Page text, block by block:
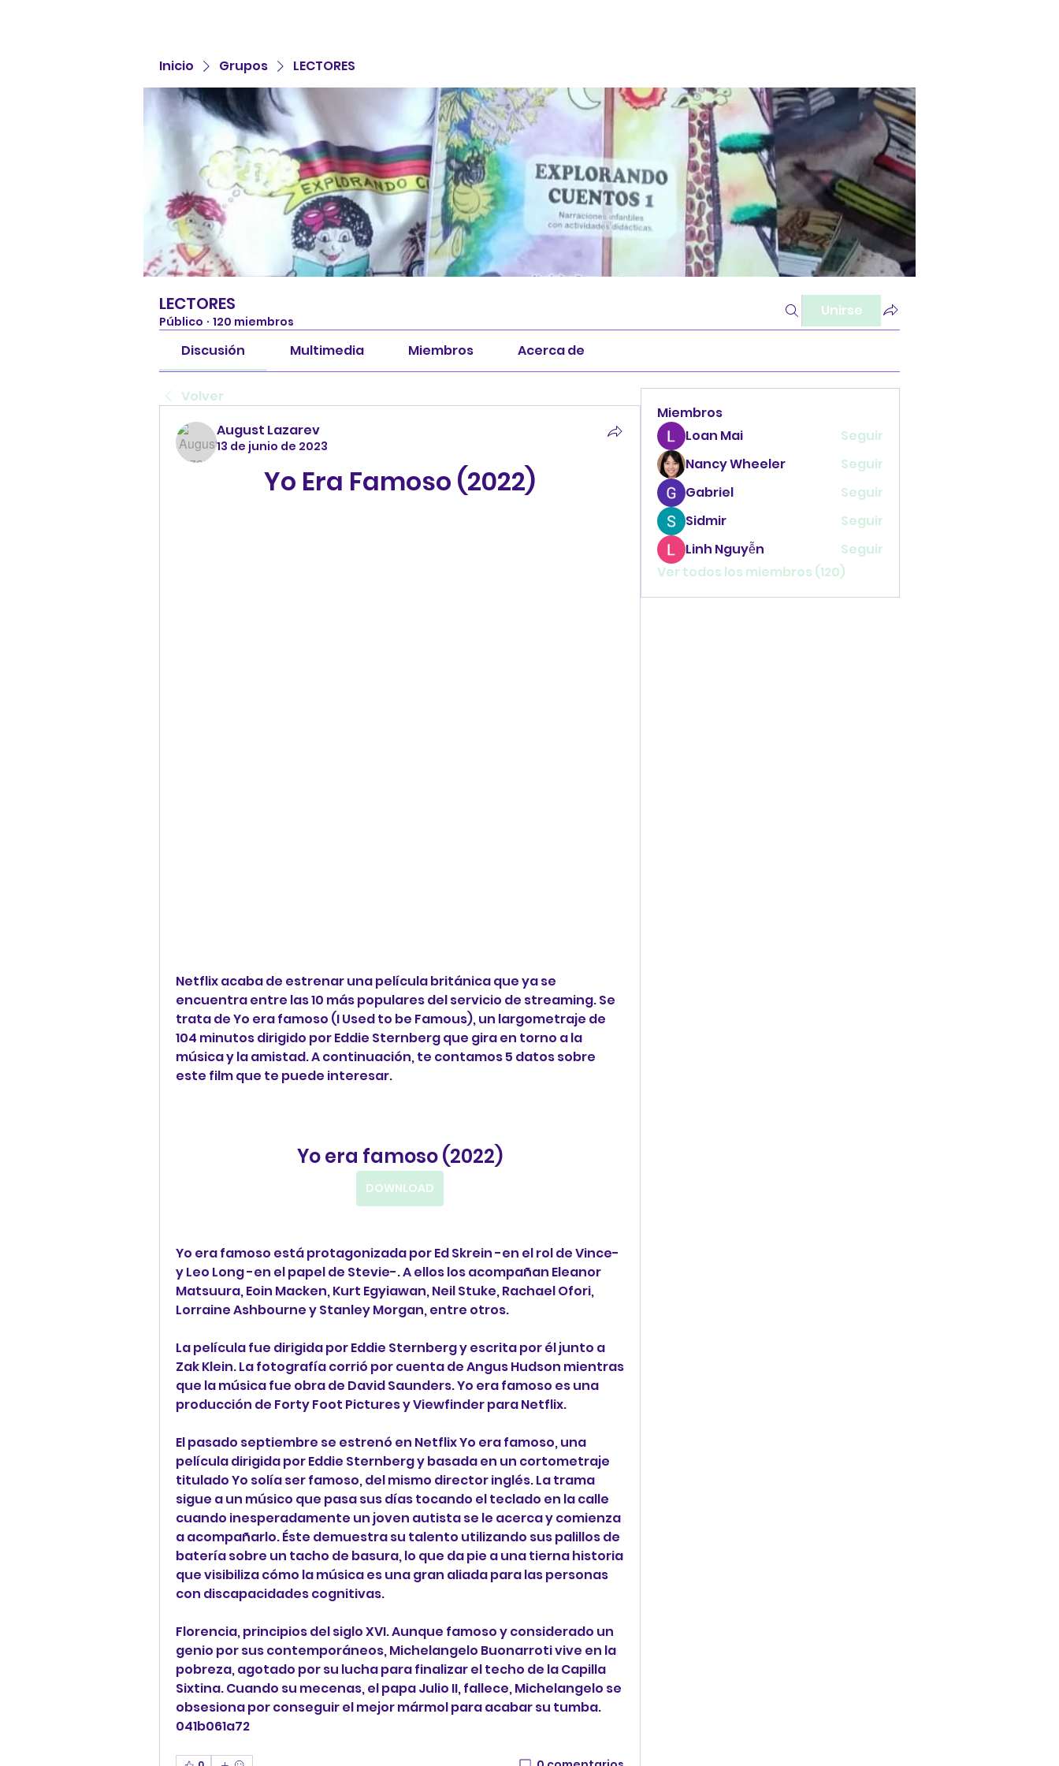
Inicio Grupos LECTORES
LECTORES
Público · 120 miembros
Unirse
Discusión Multimedia Miembros Acerca de
Volver
August Lazarev
13 de junio de 2023
Yo Era Famoso (2022)
Netflix acaba de estrenar una película británica que ya se
encuentra entre las 10 más populares del servicio de streaming. Se
trata de Yo era famoso (I Used to be Famous), un largometraje de
104 minutos dirigido por Eddie Sternberg que gira en torno a la
música y la amistad. A continuación, te contamos 5 datos sobre
este film que te puede interesar.
Yo era famoso (2022)
DOWNLOAD
Yo era famoso está protagonizada por Ed Skrein -en el rol de Vince-
y Leo Long -en el papel de Stevie-. A ellos los acompañan Eleanor
Matsuura, Eoin Macken, Kurt Egyiawan, Neil Stuke, Rachael Ofori,
Lorraine Ashbourne y Stanley Morgan, entre otros.
La película fue dirigida por Eddie Sternberg y escrita por él junto a
Zak Klein. La fotografía corrió por cuenta de Angus Hudson mientras
que la música fue obra de David Saunders. Yo era famoso es una
producción de Forty Foot Pictures y Viewfinder para Netflix.
El pasado septiembre se estrenó en Netflix Yo era famoso, una
película dirigida por Eddie Sternberg y basada en un cortometraje
titulado Yo solía ser famoso, del mismo director inglés. La trama
sigue a un músico que pasa sus días tocando el teclado en la calle
cuando inesperadamente un joven autista se le acerca y comienza
a acompañarlo. Éste demuestra su talento utilizando sus palillos de
batería sobre un tacho de basura, lo que da pie a una tierna historia
que visibiliza cómo la música es una gran aliada para las personas
con discapacidades cognitivas.
Florencia, principios del siglo XVI. Aunque famoso y considerado un
genio por sus contemporáneos, Michelangelo Buonarroti vive en la
pobreza, agotado por su lucha para finalizar el techo de la Capilla
Sixtina. Cuando su mecenas, el papa Julio II, fallece, Michelangelo se
obsesiona por conseguir el mejor mármol para acabar su tumba.
041b061a72
Miembros
Loan Mai
Seguir
Nancy Wheeler
Seguir
Gabriel
Seguir
Sidmir
Seguir
Linh Nguyễn
Seguir
Ver todos los miembros (120)